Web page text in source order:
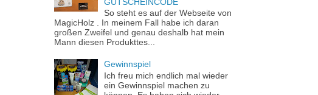
So steht es auf der Webseite von
MagicHolz . In meinem Fall habe ich daran
großen Zweifel und genau deshalb hat mein
Mann diesen Produkttes...
Gewinnspiel
Ich freu mich endlich mal wieder
ein Gewinnspiel machen zu